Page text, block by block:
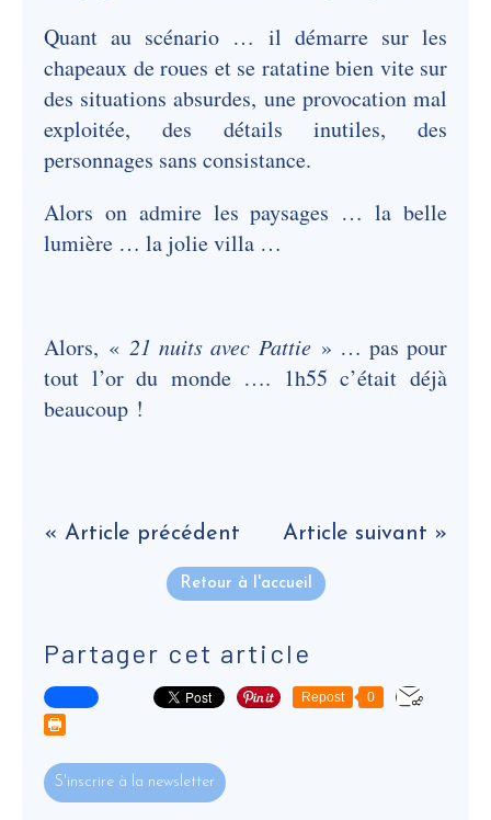
Quant au scénario … il démarre sur les
chapeaux de roues et se ratatine bien vite sur
des situations absurdes, une provocation mal
exploitée, des détails inutiles, des
personnages sans consistance.
Alors on admire les paysages … la belle
lumière … la jolie villa …
Alors, « 21 nuits avec Pattie» … pas pour
tout l’or du monde …. 1h55 c’était déjà
beaucoup !
« Article précédent Article suivant »
Retour à l'accueil
Partager cet article
Repost 0
S'inscrire à la newsletter